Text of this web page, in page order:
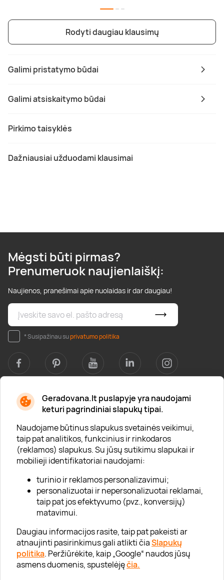
Geradovana.lt puslapyje yra naudojami
keturi pagrindiniai slapukų tipai.
Naudojame būtinus slapukus svetainės veikimui,
taip pat analitikos, funkcinius ir rinkodaros
(reklamos) slapukus. Su jūsų sutikimu slapukai ir
mobilieji identifikatoriai naudojami:
turinio ir reklamos personalizavimui;
personalizuotai ir nepersonalizuotai reklamai,
taip pat jos efektyvumo (pvz., konversijų)
matavimui.
Daugiau informacijos rasite, taip pat pakeisti ar
atnaujinti pasirinkimus gali atlikti čiaSlapukų
politika. Peržiūrėkite, kaip „Google“ naudos jūsų
asmens duomenis, spustelėjęčia.
Galimi pristatymo būdai
Galimi atsiskaitymo būdai
Pirkimo taisyklės
Dažniausiai užduodami klausimai
Rodyti daugiau klausimų
Mėgsti būti pirmas?
Prenumeruok naujienlaiškį:
Naujienos, pranešimai apie nuolaidas ir dar daugiau!
* Susipažinau suprivatumo politika
Apie mus
Apie „Gera Dovana“
Lojalumo klubas
Karjera
Visi partneriai
Kontaktai
Tinklaraštis
Informacija